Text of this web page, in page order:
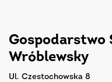
Gospodarstwo
Wróblewsky
ul. Czestochowska 8